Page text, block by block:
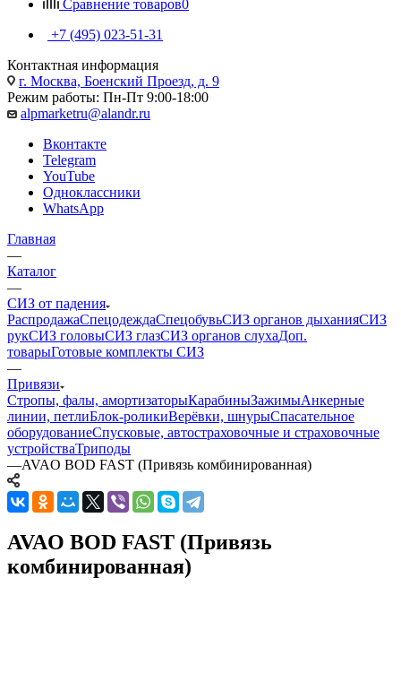
Сравнение товаров0
+7 (495) 023-51-31
Контактная информация
г. Москва, Боенский Проезд, д. 9
Режим работы: Пн-Пт 9:00-18:00
alpmarketru@alandr.ru
Вконтакте
Telegram
YouTube
Одноклассники
WhatsApp
Главная
—
Каталог
—
СИЗ от падения
РаспродажаСпецодеждаСпецобувьСИЗ органов дыханияСИЗ
рукСИЗ головыСИЗ глазСИЗ органов слухаДоп.
товарыГотовые комплекты СИЗ
—
Привязи
Стропы, фалы, амортизаторыКарабиныЗажимыАнкерные
линии, петлиБлок-роликиВерёвки, шнурыСпасательное
оборудованиеСпусковые, автостраховочные и страховочные
устройстваТриподы
—AVAO BOD FAST (Привязь комбинированная)
AVAO BOD FAST (Привязь
комбинированная)